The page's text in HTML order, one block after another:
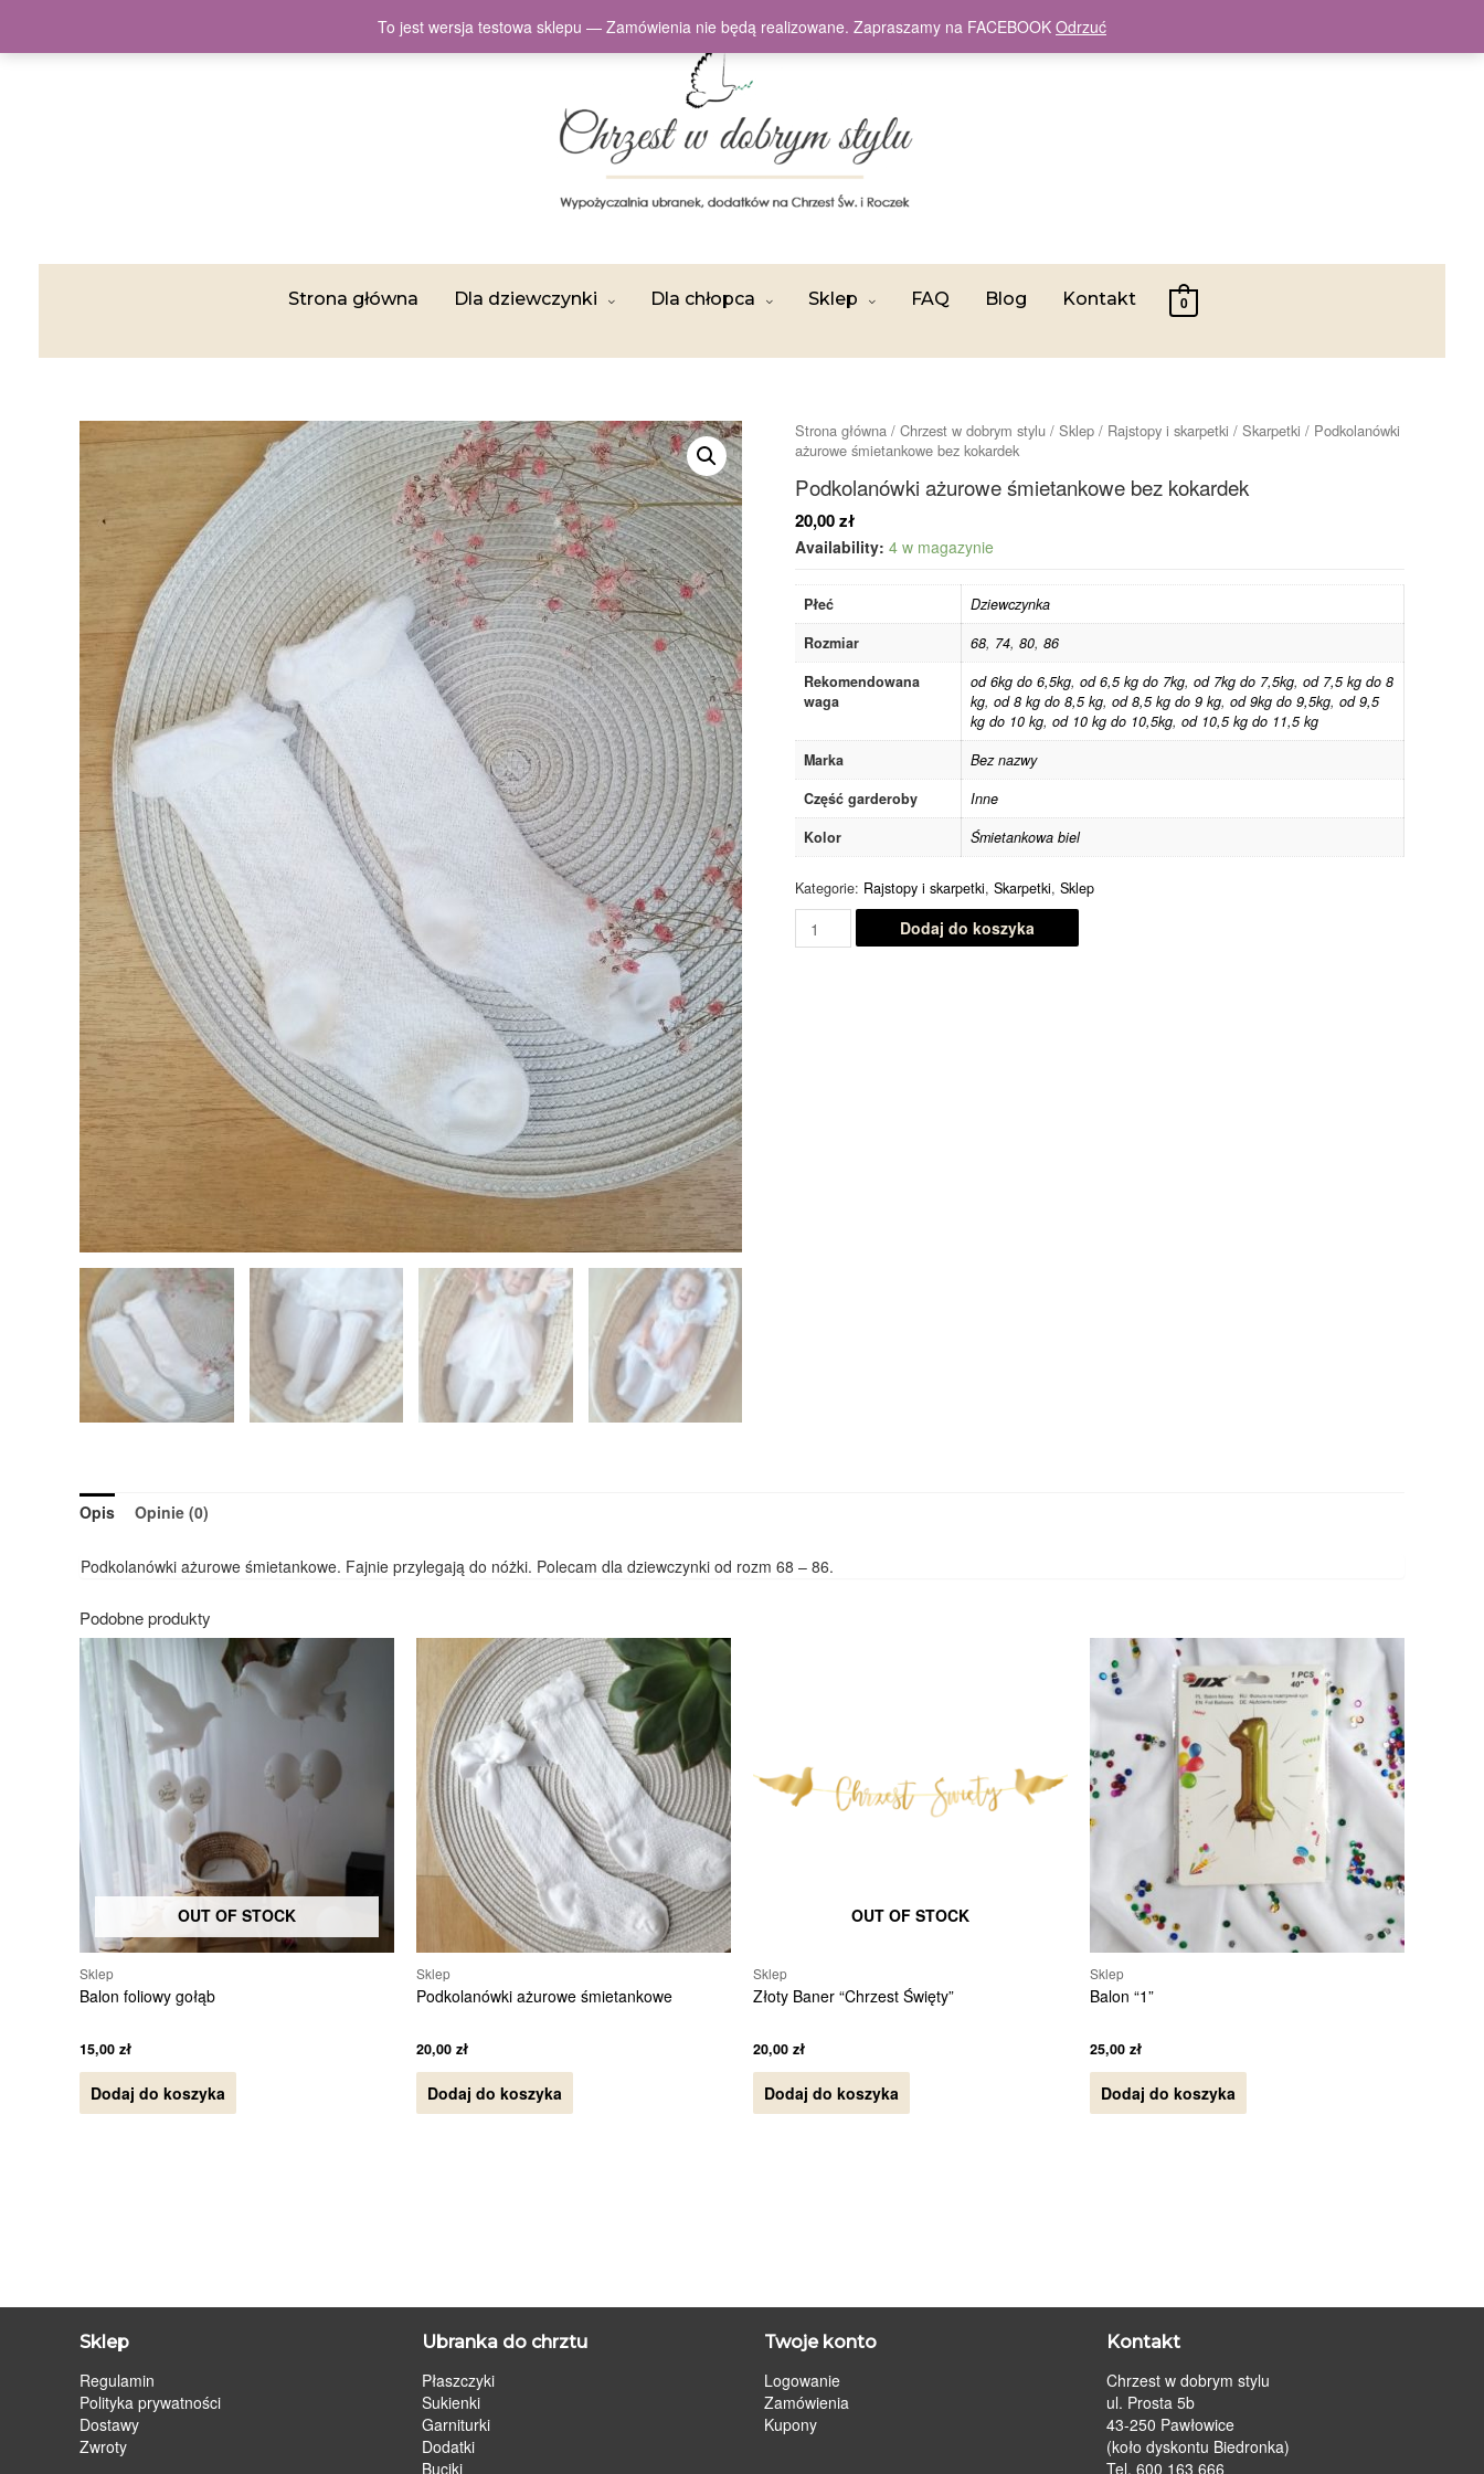
Strona główna Dla dziewczynki Dla chłopca Sklep FAQ Blog Kontakt 0
Strona główna / Chrzest w dobrym stylu / Sklep / Rajstopy i skarpetki / Skarpetki / Podkolanówki
ażurowe śmietankowe bez kokardek
Podkolanówki ażurowe śmietankowe bez kokardek
20,00zł
Availability: 4 w magazynie
Dodaj do koszyka
Płeć
Dziewczynka
Rozmiar
68, 74, 80, 86
Rekomendowana
waga
od 6kg do 6,5kg, od 6,5 kg do 7kg, od 7kg do 7,5kg, od 7,5 kg do 8
kg, od 8 kg do 8,5 kg, od 8,5 kg do 9 kg, od 9kg do 9,5kg, od 9,5
kg do 10 kg, od 10 kg do 10,5kg, od 10,5 kg do 11,5 kg
Marka
Bez nazwy
Część garderoby
Inne
Kolor
Śmietankowa biel
Kategorie: Rajstopy i skarpetki, Skarpetki, Sklep
Opis Opinie (0)
Podkolanówki ażurowe śmietankowe. Fajnie przylegają do nóżki. Polecam dla dziewczynki od rozm 68 – 86.
Podobne produkty
OUT OF STOCK
Sklep
Balon foliowy gołąb
15,00 zł
Dodaj do koszyka
Sklep
Podkolanówki ażurowe śmietankowe
20,00 zł
Dodaj do koszyka
OUT OF STOCK
Sklep
Złoty Baner “Chrzest Święty”
20,00 zł
Dodaj do koszyka
Sklep
Balon “1”
25,00 zł
Dodaj do koszyka
Sklep
Regulamin
Polityka prywatności
Dostawy
Zwroty
Ubranka do chrztu
Płaszczyki
Sukienki
Garniturki
Dodatki
Buciki
Twoje konto
Logowanie
Zamówienia
Kupony
Kontakt
Chrzest w dobrym stylu
ul. Prosta 5b
43-250 Pawłowice
(koło dyskontu Biedronka)
Tel. 600 163 666
To jest wersja testowa sklepu — Zamówienia nie będą realizowane. Zapraszamy na FACEBOOK Odrzuć